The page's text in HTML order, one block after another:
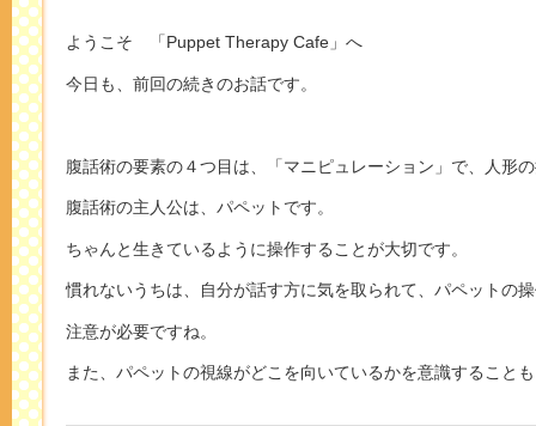
ようこそ 「Puppet Therapy Cafe」へ
今日も、前回の続きのお話です。
腹話術の要素の４つ目は、「マニピュレーション」で、人形
腹話術の主人公は、パペットです。
ちゃんと生きているように操作することが大切です。
慣れないうちは、自分が話す方に気を取られて、パペットの
注意が必要ですね。
また、パペットの視線がどこを向いているかを意識すること